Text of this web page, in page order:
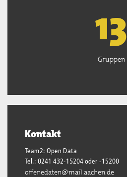
13
Gruppen
Kontakt
Team2: Open Data
Tel.: 0241 432-15204 oder -15200
offenedaten@mail.aachen.de